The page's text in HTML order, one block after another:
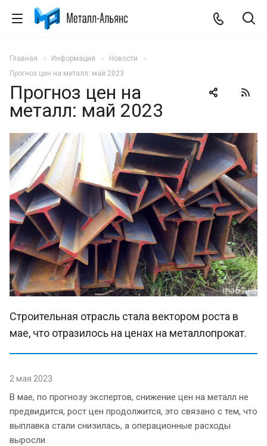
Главная Информация
Новости
Прогноз цен на металл: май 2023
Прогноз цен на
металл: май 2023
Строительная отрасль стала вектором роста в
мае, что отразилось на ценах на металлопрокат.
2 мая 2023
В мае, по прогнозу экспертов, снижение цен на металл не
предвидится, рост цен продолжится, это связано с тем, что
выплавка стали снизилась, а операционные расходы
выросли.